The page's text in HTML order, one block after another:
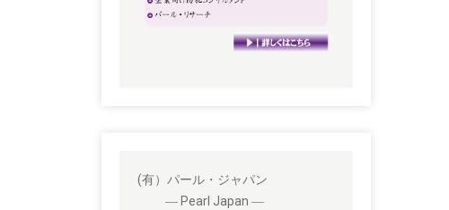
(有）パール・ジャパン
― Pearl Japan ―